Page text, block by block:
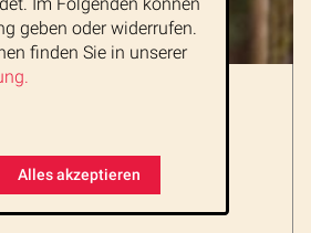
Dayak
traditionellem Holzschiff
Flussinseln
Dayak
und Gewürzkaffee
geben oder widerrufen.
finden Sie in unserer
Alles akzeptieren